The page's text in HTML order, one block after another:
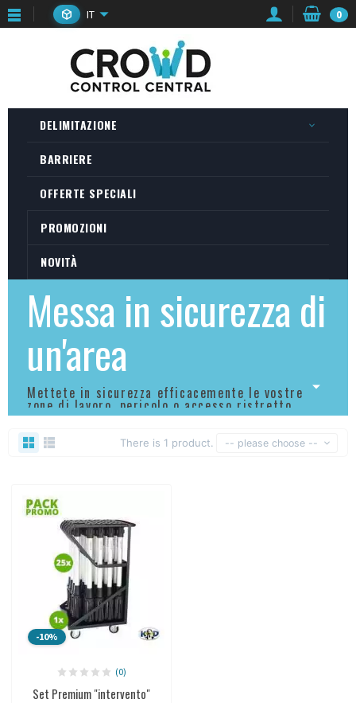
IT 0
DELIMITAZIONE
BARRIERE
OFFERTE SPECIALI
PROMOZIONI
NOVITÀ
Messa in sicurezza di
un'area
Mettete in sicurezza efficacemente le vostre
zone di lavoro, pericolo o accesso ristretto.
There is 1 product. -- please choose --
-10%
(0)
Set Premium "intervento"